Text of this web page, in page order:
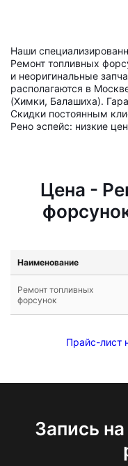
Наши
Ремонт топливных
и неоригинальные
располагаются в
(Химки, Балашиха).
Скидки постоянным
Рено эспейс: низкие
Цена -
Наименование
Ремонт топливных
форсунок
Прайс-лист
Запись